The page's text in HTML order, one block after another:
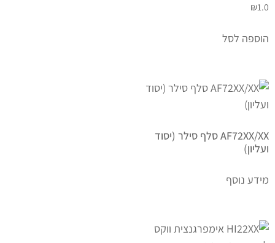
₪1.0
הוספה לסל
AF72XX/XX סלף סילר (יסוד
ועליון)
מידע נוסף